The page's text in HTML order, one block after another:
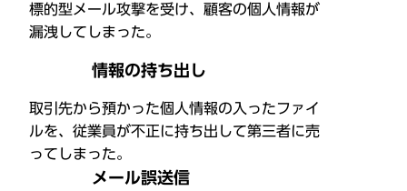
標的型メール攻撃を受け、顧客の個人情報が
漏洩してしまった。
情報の持ち出し
取引先から預かった個人情報の入ったファイ
ルを、従業員が不正に持ち出して第三者に売
ってしまった。
メール誤送信